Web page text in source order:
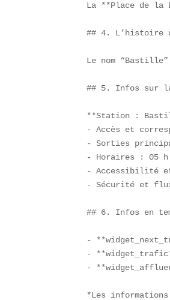
La **Place de la
## 4. L’histoire
Le nom
## 5. Infos sur
**Station :
- Accès et
- Sorties
- Horaires : 05
- Accessibilité
- Sécurité et flux
## 6. Infos en
-
-
-
*Les